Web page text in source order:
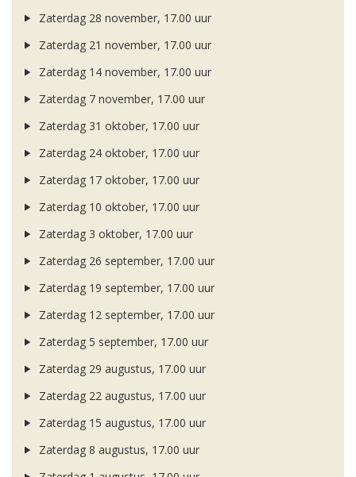
Zaterdag 28 november, 17.00 uur
Zaterdag 21 november, 17.00 uur
Zaterdag 14 november, 17.00 uur
Zaterdag 7 november, 17.00 uur
Zaterdag 31 oktober, 17.00 uur
Zaterdag 24 oktober, 17.00 uur
Zaterdag 17 oktober, 17.00 uur
Zaterdag 10 oktober, 17.00 uur
Zaterdag 3 oktober, 17.00 uur
Zaterdag 26 september, 17.00 uur
Zaterdag 19 september, 17.00 uur
Zaterdag 12 september, 17.00 uur
Zaterdag 5 september, 17.00 uur
Zaterdag 29 augustus, 17.00 uur
Zaterdag 22 augustus, 17.00 uur
Zaterdag 15 augustus, 17.00 uur
Zaterdag 8 augustus, 17.00 uur